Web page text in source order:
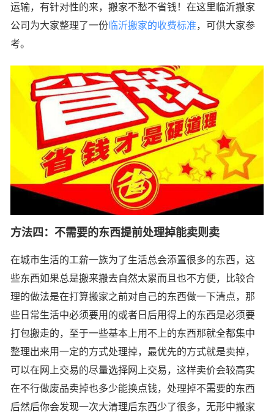
运输，有针对性的来，搬家不愁不省钱！在这里临沂搬家
公司为大家整理了一份 临沂搬家的收费标准，可供大家参
考。
方法四：不需要的东西提前处理掉能卖则卖
在城市生活的工薪一族为了生活总会添置很多的东西，这
些东西如果总是搬来搬去自然太累而且也不方便，比较合
理的做法是在打算搬家之前对自己的东西做一下清点，那
些日常生活中必须要用的或者日后用得上的东西是必须要
打包搬走的，至于一些基本上用不上的东西那就全都集中
整理出来用一定的方式处理掉，最优先的方式就是卖掉，
可以在网上交易的尽量选择网上交易，这样卖价会较高实
在不行做废品卖掉也多少能换点钱，处理掉不需要的东西
后然后你会发现一次大清理后东西少了很多，无形中搬家